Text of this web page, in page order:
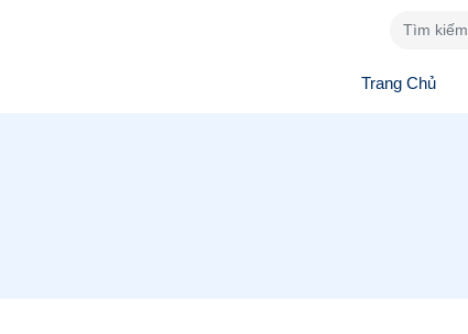
Trang Chủ